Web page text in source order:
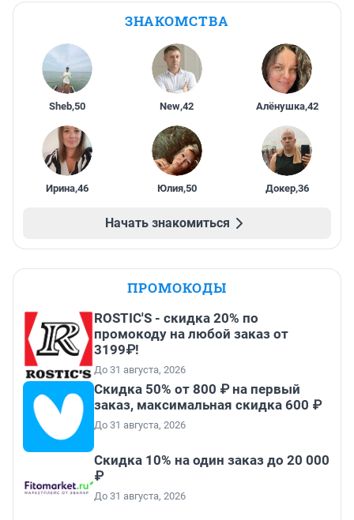
ЗНАКОМСТВА
Sheb,50 New,42 Алёнушка,42
Ирина,46 Юлия,50 Докер,36
Начать знакомиться
ПРОМОКОДЫ
ROSTIC'S - скидка 20% по
промокоду на любой заказ от
3199₽!
До 31 августа, 2026
Скидка 50% от 800 ₽ на первый
заказ, максимальная скидка 600 ₽
До 31 августа, 2026
Скидка 10% на один заказ до 20 000
₽
До 31 августа, 2026